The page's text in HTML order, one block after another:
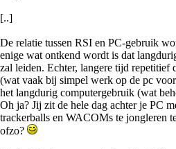
[..]
De relatie tussen RSI en PC-gebruik
enige wat ontkend wordt is dat
zal leiden. Echter, langere tijd repetitief
(wat vaak bij simpel werk op de pc
het langdurig computergebruik (wat
Oh ja? Jij zit de hele dag achter je PC
trackerballs en WACOMs te jongleren
ofzo?